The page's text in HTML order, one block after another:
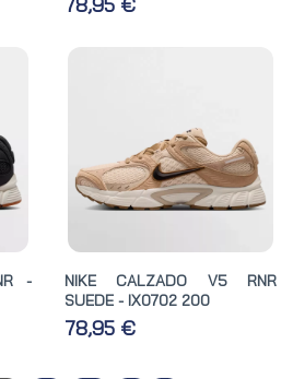
-
NIKE CALZADO V5 RNR
SUEDE - IX0702 200
78,95 €